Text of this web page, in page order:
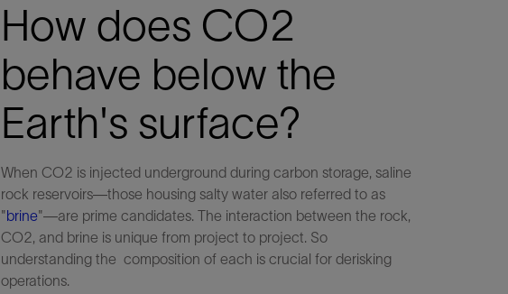
How does CO2
behave below the
Earth's surface?
When CO2 is injected underground during carbon storage, saline
rock reservoirs—those housing salty water also referred to as
"brine"—are prime candidates. The interaction between the rock,
CO2, and brine is unique from project to project. So
understanding the composition of each is crucial for derisking
operations.